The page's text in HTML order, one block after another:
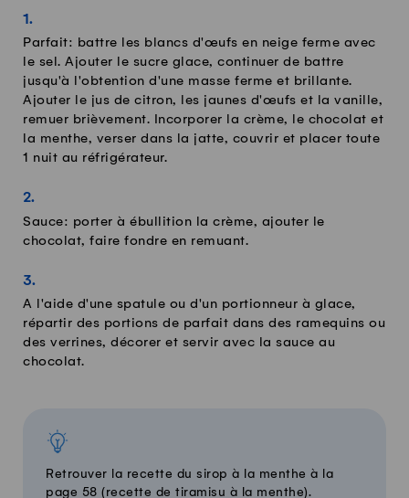
Parfait: battre les blancs d'œufs en neige ferme avec
le sel. Ajouter le sucre glace, continuer de battre
jusqu'à l'obtention d'une masse ferme et brillante.
Ajouter le jus de citron, les jaunes d'œufs et la vanille,
remuer brièvement. Incorporer la crème, le chocolat et
la menthe, verser dans la jatte, couvrir et placer toute
1 nuit au réfrigérateur.
Sauce: porter à ébullition la crème, ajouter le
chocolat, faire fondre en remuant.
A l'aide d'une spatule ou d'un portionneur à glace,
répartir des portions de parfait dans des ramequins ou
des verrines, décorer et servir avec la sauce au
chocolat.
Retrouver la recette du sirop à la menthe à la
page 58 (recette de tiramisu à la menthe).